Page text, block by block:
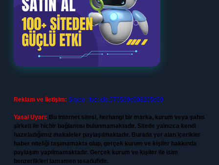
Reklam ve İletişim: Skype: live:.cid.575569c608265c69
Yasal Uyarı: Bu internet sitesi, herhangi bir marka, kurum veya şahıs
şirketi ile hiçbir bağlantısı bulunmamaktadır. Sitede yalnızca kendi
hazırladığımız makaleler paylaşılmaktadır. Burada yer alan içerikler
haber niteliği taşımamakta olup, gerçek kurum ve kişiler hakkında
paylaşım yapılmamaktadır. Gerçek kurum ve kişiler ile isim
benzerlikleri tamamen tesadüfidir.